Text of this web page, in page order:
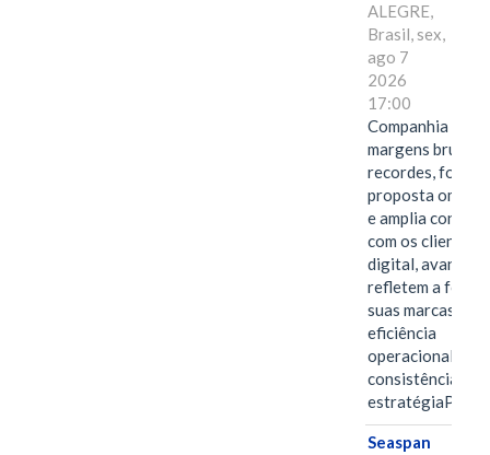
ALEGRE,
Brasil, sex,
ago 7
2026
17:00
Companhia
margens brutas
recordes,
proposta
e amplia
com os clientes
digital, avanços
refletem a força
suas marcas, a
eficiência
operacional e a
consistência de
Seaspan